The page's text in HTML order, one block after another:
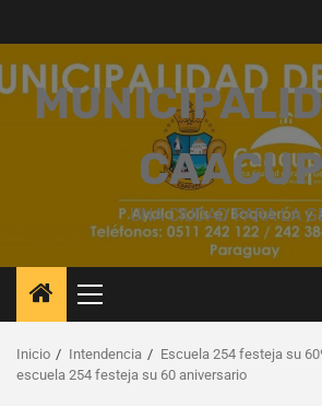
contenido
UNA CIUDAD PARA LA
Menú
principal
Inicio Intendencia
Escuela 254 festeja su
escuela 254 festeja su 60 aniversario